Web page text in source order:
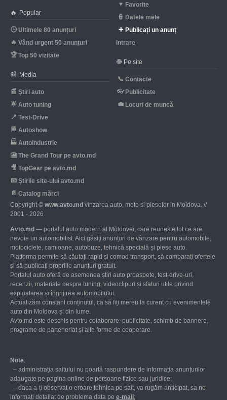
🔥 Popular
🕒 Ultimele 80 anunțuri
🔥 Vând urgent 50 anunțuri
🏆Top 50 vizitate
📰 Media
📰 Știri auto
🌟 Auto tuning
📍 Test-Drive
🏁 Autoshow
🏭 Autoindustrie
🎦 The Grand Tour pe avto.md
🎥 TopGear pe avto.md
📧 Știrile site-ului avto.md
📄 Catalog mărci
♥ Favorite
👮 Datele mele
➕ Publicați un anunț
Intrare
🌐 Pe site
📞 Contacte
👓 Publicitate
💼 Locuri de muncă
Copyright © www.avto.md vinzarea auto, moto si pieselor in Moldova. //
2001 - 2026
Avto.md — portalul auto modern al Moldovei, care reunește tot ce are
nevoie un automobilist. Aici găsiți anunțuri de vânzare pentru automobile,
motociclete, camioane, autobuze, tehnică specială și piese auto.
Platforma permite să căutați rapid și comod transport, să comparați ofertele
și să publicați propriile anunțuri gratuit.
Portalul auto oferă de asemenea știri auto proaspete, test-drive-uri,
recenzii, materiale despre tuning, videoclipuri și sfaturi utile privind
exploatarea și îngrijirea automobilului.
Actualizăm constant conținutul, ca să fiți mereu la curent cu evenimentele
auto din Moldova și din lume.
Avto.md este deschis pentru colaborare: publicitate, schimb de bannere,
programe de parteneriat și alte forme de cooperare.
Note:
– administrația saitului nu poartă raspundere de informația anunțurilor
adaugate pe pagina online de persoane fizice sau juridice;
– daca a-ți observat o eroare tehnica pe sait, va rugăm anticipat, sa ne
informați detaliat de problema data pe е-mail ;